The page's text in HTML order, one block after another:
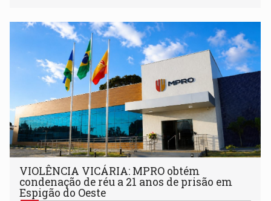
comunidade
VIOLÊNCIA VICÁRIA: MPRO obtém
condenação de réu a 21 anos de prisão em
Espigão do Oeste